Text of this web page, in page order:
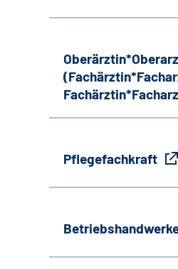
Pflegefachkraft